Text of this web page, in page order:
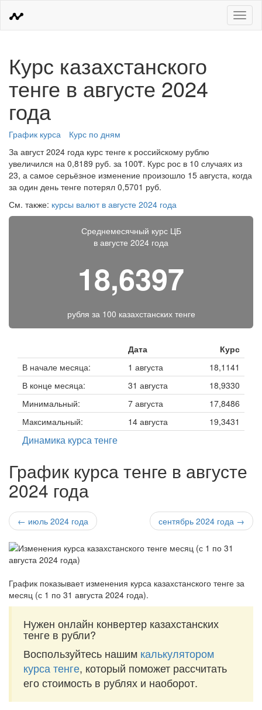
Меню
Курс казахстанского
тенге в августе 2024
года
График курса
Курс по дням
За август 2024 года курс тенге к российскому рублю
увеличился на 0,8189 руб. за 100₸. Курс рос в 10 случаях из
23, а самое серьёзное изменение произошло 15 августа, когда
за один день тенге потерял 0,5701 руб.
См. также: курсы валют в августе 2024 года
Среднемесячный курс ЦБ
в августе 2024 года
18,6397
рубля за 100 казахстанских тенге
Дата
Курс
В начале месяца:
1 августа
18,1141
В конце месяца:
31 августа
18,9330
Минимальный:
7 августа
17,8486
Максимальный:
14 августа 19,3431
Динамика курса тенге
График курса тенге в августе
2024 года
← июль 2024 года сентябрь 2024 года →
График показывает изменения курса казахстанского тенге за
месяц (с 1 по 31 августа 2024 года).
Нужен онлайн конвертер казахстанских
тенге в рубли?
Воспользуйтесь нашим калькулятором
курса тенге, который поможет рассчитать
его стоимость в рублях и наоборот.